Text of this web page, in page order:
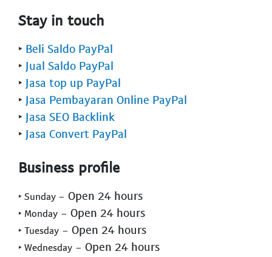
Stay in touch
‣ Beli Saldo PayPal
‣ Jual Saldo PayPal
‣ Jasa top up PayPal
‣ Jasa Pembayaran Online PayPal
‣ Jasa SEO Backlink
‣ Jasa Convert PayPal
Business profile
‣ Sunday - Open 24 hours
‣ Monday - Open 24 hours
‣ Tuesday - Open 24 hours
‣ Wednesday - Open 24 hours